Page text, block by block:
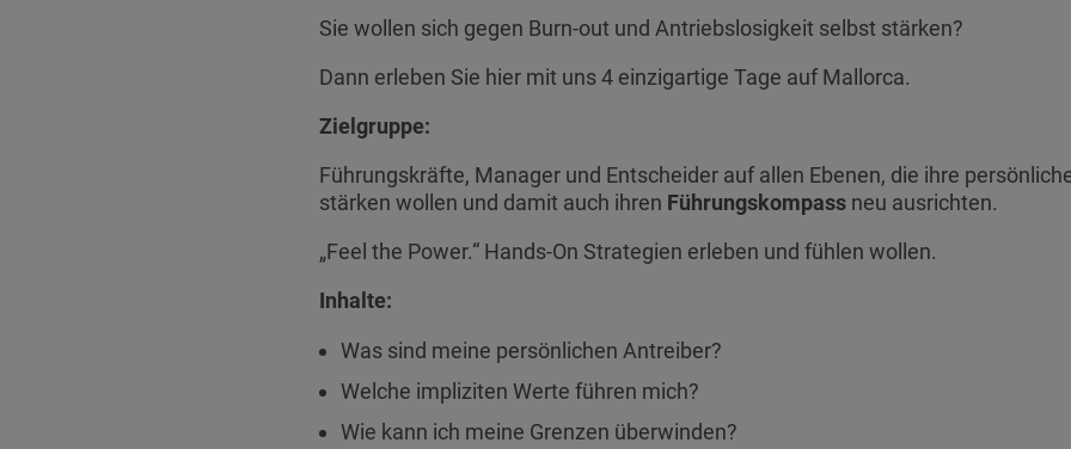
Sie wollen sich gegen Burn-out und Antriebslosigkeit selbst stärken?
Dann erleben Sie hier mit uns 4 einzigartige Tage auf Mallorca.
Zielgruppe:
Führungskräfte, Manager und Entscheider auf allen Ebenen, die ihre
stärken wollen und damit auch ihren Führungskompassneu ausrichten.
„Feel the Power.“ Hands-On Strategien erleben und fühlen wollen.
Inhalte:
Was sind meine persönlichen Antreiber?
Welche impliziten Werte führen mich?
Wie kann ich meine Grenzen überwinden?